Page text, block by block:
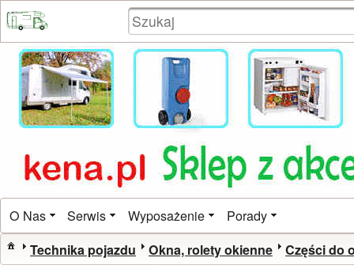
O Nas Serwis Wyposażenie Porady
Technika pojazdu Okna, rolety okienne Części do